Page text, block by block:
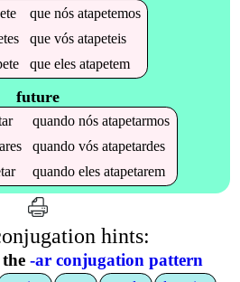
que nós atapetemos
que vós atapeteis
que eles atapetem
future
quandonósatapetarmos
quandovósatapetardes
quandoelesatapetarem
hints:
-ar conjugation pattern